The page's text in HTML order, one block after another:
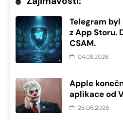
Telegram
z App Storu.
CSAM.
04.08.2026
Apple
aplikace od
26.06.2026